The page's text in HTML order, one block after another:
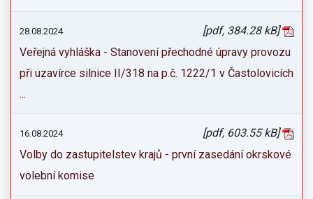
28.08.2024
[pdf, 384.28 kB]
Veřejná vyhláška - Stanovení přechodné úpravy provozu
při uzavírce silnice II/318 na p.č. 1222/1 v Častolovicích
...
16.08.2024
[pdf, 603.55 kB]
Volby do zastupitelstev krajů - první zasedání okrskové
volební komise